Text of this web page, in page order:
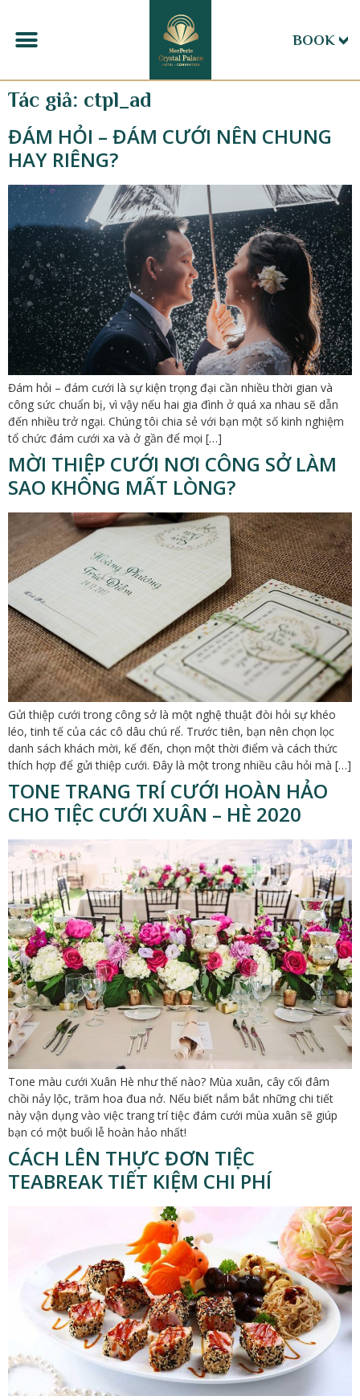
BOOK
Tác giả: ctpl_ad
ĐÁM HỎI – ĐÁM CƯỚI NÊN CHUNG
HAY RIÊNG?
Đám hỏi – đám cưới là sự kiện trọng đại cần nhiều thời gian và
công sức chuẩn bị, vì vậy nếu hai gia đình ở quá xa nhau sẽ dẫn
đến nhiều trở ngại. Chúng tôi chia sẻ với bạn một số kinh nghiệm
tổ chức đám cưới xa và ở gần để mọi […]
MỜI THIỆP CƯỚI NƠI CÔNG SỞ LÀM
SAO KHÔNG MẤT LÒNG?
Gửi thiệp cưới trong công sở là một nghệ thuật đòi hỏi sự khéo
léo, tinh tế của các cô dâu chú rể. Trước tiên, bạn nên chọn lọc
danh sách khách mời, kế đến, chọn một thời điểm và cách thức
thích hợp để gửi thiệp cưới. Đây là một trong nhiều câu hỏi mà […]
TONE TRANG TRÍ CƯỚI HOÀN HẢO
CHO TIỆC CƯỚI XUÂN – HÈ 2020
Tone màu cưới Xuân Hè như thế nào? Mùa xuân, cây cối đâm
chồi nảy lộc, trăm hoa đua nở. Nếu biết nắm bắt những chi tiết
này vận dụng vào việc trang trí tiệc đám cưới mùa xuân sẽ giúp
bạn có một buổi lễ hoàn hảo nhất!
CÁCH LÊN THỰC ĐƠN TIỆC
TEABREAK TIẾT KIỆM CHI PHÍ